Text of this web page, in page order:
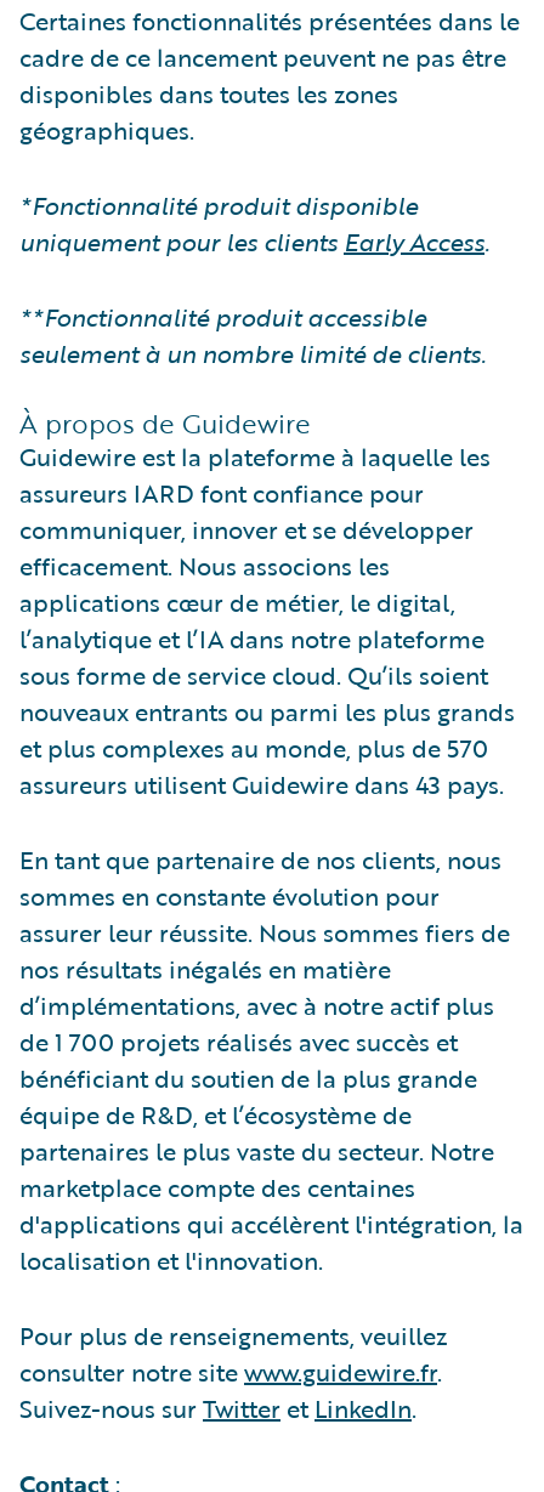
Certaines fonctionnalités présentées dans le
cadre de ce lancement peuvent ne pas être
disponibles dans toutes les zones
géographiques.
*Fonctionnalité produit disponible
uniquement pour les clients Early Access.
**Fonctionnalité produit accessible
seulement à un nombre limité de clients.
À propos de Guidewire
Guidewire est la plateforme à laquelle les
assureurs IARD font confiance pour
communiquer, innover et se développer
efficacement. Nous associons les
applications cœur de métier, le digital,
l’analytique et l’IA dans notre plateforme
sous forme de service cloud. Qu’ils soient
nouveaux entrants ou parmi les plus grands
et plus complexes au monde, plus de 570
assureurs utilisent Guidewire dans 43 pays.
En tant que partenaire de nos clients, nous
sommes en constante évolution pour
assurer leur réussite. Nous sommes fiers de
nos résultats inégalés en matière
d’implémentations, avec à notre actif plus
de 1 700 projets réalisés avec succès et
bénéficiant du soutien de la plus grande
équipe de R&D, et l’écosystème de
partenaires le plus vaste du secteur. Notre
marketplace compte des centaines
d'applications qui accélèrent l'intégration, la
localisation et l'innovation.
Pour plus de renseignements, veuillez
consulter notre sitewww.guidewire.fr.
Suivez-nous surTwitter etLinkedIn.
Contact :